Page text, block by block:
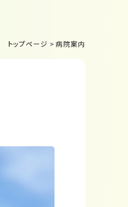
トップページ >病院案内